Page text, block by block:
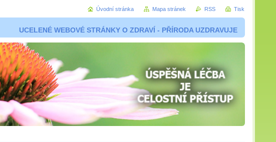
UCELENÉ WEBOVÉ STRÁNKY O ZDRAVÍ - PŘÍRODA UZDRAVUJE
Úvodní stránka Mapa stránek RSS Tisk